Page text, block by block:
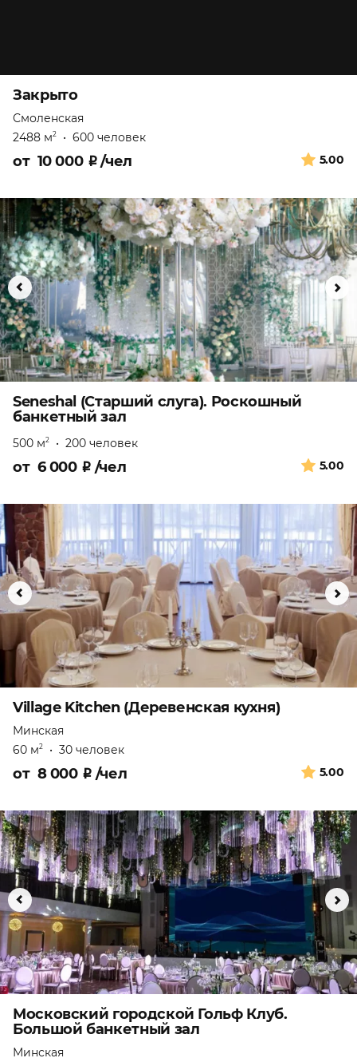
Закрыто
Смоленская
2488 м2 • 600 человек
5.00
от 10 000 ₽/чел
Seneshal (Старший слуга). Роскошный
банкетный зал
500 м2 • 200 человек
5.00
от 6 000 ₽ /чел
Village Kitchen (Деревенская кухня)
Минская
60 м2 • 30 человек
5.00
от 8 000 ₽ /чел
Московский городской Гольф Клуб.
Большой банкетный зал
Минская